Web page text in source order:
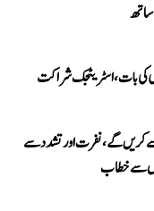
بات، اسٹریٹجک شراکت
کریں گے، نفرت اور تشدد سے
سے خطاب